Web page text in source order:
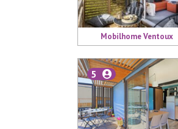
Mobilhome Ventoux
5